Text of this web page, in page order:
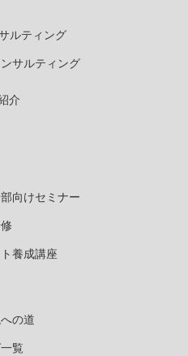
ルティング
サルティング
介
向けセミナー
養成講座
の道
覧